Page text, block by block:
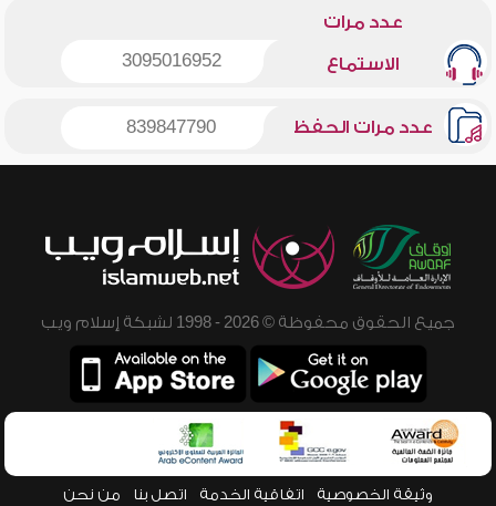
عدد مرات
الاستماع 3095016952
عدد مرات الحفظ 839847790
جميع الحقوق محفوظة © 2026 - 1998 لشبكة إسلام ويب
وثيقة الخصوصية اتفاقية الخدمة اتصل بنا من نحن